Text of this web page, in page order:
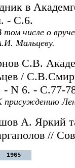
в
- С.6.
том числе о
Мальцеву.
С.В.
/
- N 6. - C.77-
присуждению
А. Яркий
//
1965